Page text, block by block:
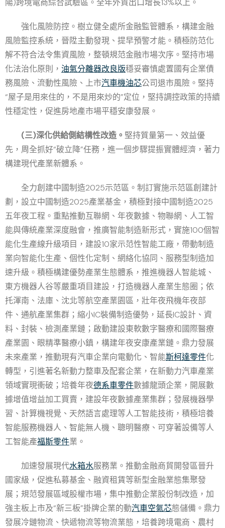
陽)跨境電商綜合試驗區。全年外貿出口增長13%以上。
強化風險防控。樹立健全處所金融監管體系，構建金融
風險監控系統，晉陞主動發現、提早預警才能。積極防范化
解不符合法令集資風險，整頓規范金融市場次序。堅持市場
化法治化原則， 油氣分離器改良版穩妥審慎處置國有企業債
務風險、流動性風險、上市汽車機油芯公司退市風險。堅持
“屋子是用來住的，不是用來炒的”定位，堅持調控政策的持續
性穩定性，促進房地產市場平穩安康發展。
(三)深化供給側結構性改造。 堅持質量第一、效益優
先，周全抓好“破立降”任務，進一個步驟提振實體經濟，著力
構建現代產業新體系。
全力創建中國制造2025示范區。制訂實施示范區創建計
劃，設立中國制造2025產業基金，積極對接中國制造2025
五年夜工程。重點推動互聯網、年夜數據、物聯網、人工智
能與傳統產業深度融會，推廣智能制造新形式，實施100個智
能化生產線升級項目，建設10家示范性智能工廠，帶動制造
業向智能化生產、個性化定制、網絡化協同、服務型制造加
速升級。積極構建優勢產業生態體系，推進機器人智能城、
東方機器人谷等嚴重項目建設，打造機器人產業生態圈；依
托渾南、法庫、沈北等航空產業園區，壯年夜飛機年夜部
件、通航產業集群；縮小IC裝備制造優勢，延長IC設計、資
料、封裝、檢測產業鏈；啟動建設東軟數字醫療和國際醫療
產業園、眼精準醫療小鎮，構建年夜安康產業鏈。鼎力發展
未來產業，推動現有汽車企業向電動化、智能斯柯達零件化
轉型，引進著名新動力整車及配套企業，在新動力汽車產業
領域實現衝破；培養年夜德系車零件數據龍頭企業，開展數
據增值增益加工買賣，建設年夜數據產業集群；發展機器學
習、計算機視覺、天然語言處理等人工智能技術，積極培養
智能服務機器人、智能無人機、聰明醫療、可穿著設備等人
工智能產福斯零件業。
加速發展現代水箱水服務業。推動金融商貿開發區晉升
國家級，促進私募基金、融資租賃等新型金融業態集聚發
展；規范發展區域股權市場，集中推動企業股份制改造，加
強主板上市及“新三板”掛牌企業的動汽車空氣芯態儲備。鼎力
發展冷鏈物流、快遞物流等物流業態，培養跨境電商、農村